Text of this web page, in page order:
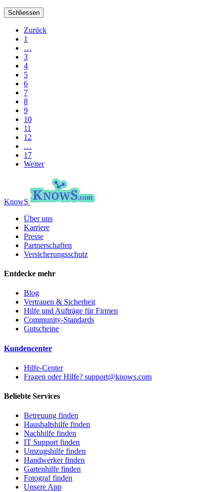
Schliessen
Zurück
1
…
3
4
5
6
7
8
9
10
11
12
…
17
Weiter
KnowS
Über uns
Karriere
Presse
Partnerschaften
Versicherungsschutz
Entdecke mehr
Blog
Vertrauen & Sicherheit
Hilfe und Aufträge für Firmen
Community-Standards
Gutscheine
Kundencenter
Hilfe-Center
Fragen oder Hilfe? support@knows.com
Beliebte Services
Betreuung finden
Haushaltshilfe finden
Nachhilfe finden
IT Support finden
Umzugshilfe finden
Handwerker finden
Gartenhilfe finden
Fotograf finden
Unsere App